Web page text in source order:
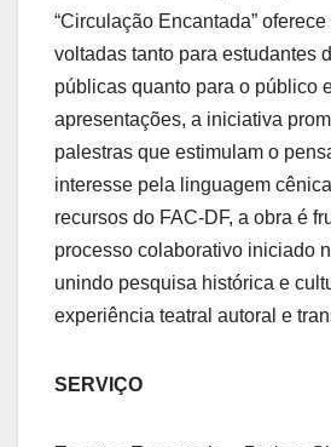
“Circulação Encantada”
voltadas tanto para estudantes
públicas quanto para o público
apresentações, a iniciativa
palestras que estimulam o
interesse pela linguagem
recursos do FAC-DF, a obra é
processo colaborativo iniciado
unindo pesquisa histórica e
experiência teatral autoral e
SERVIÇO